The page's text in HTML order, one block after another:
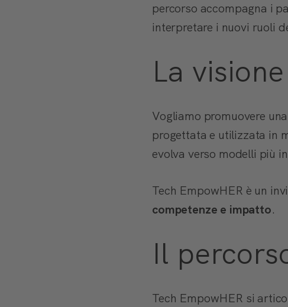
percorso accompagna i
interpretare i nuovi ruoli
La visione
Vogliamo promuovere
progettata e utilizzata in
evolva verso modelli più
Tech EmpowHER è un
competenze e impatto.
Il
Tech EmpowHER si